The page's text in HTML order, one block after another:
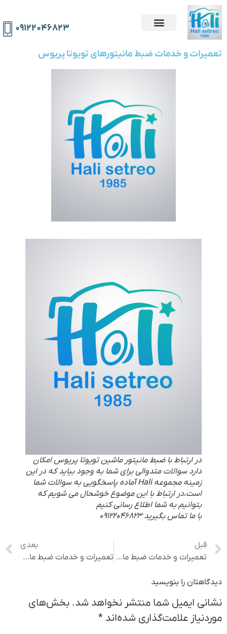
۰۹۱۲۲۰۴۶۸۲۳
تعمیرات و خدمات ضبط مانیتورهای تویوتا پریوس
در ارتباط با ضبط مانیتور ماشین تویوتا پریوس امکان
دارد سوالات متدوالی برای شما به وجود بیاید که در این
زمینه مجموعه Hali آماده پاسخگویی به سوالات شما
است،در ارتباط با این موضوع خوشحال می شویم که
بتوانیم به شما اطلاع رسانی کنیم
با ما تماس بگیرید 09122046823
قبل
تعمیرات و خدمات ضبط مانیتورهای تویوتا هایس
بعدی
تعمیرات و خدمات ضبط مانیتورهای میتسوبیشی پاجرو
دیدگاهتان را بنویسید
نشانی ایمیل شما منتشر نخواهد شد. بخش‌های
موردنیاز علامت‌گذاری شده‌اند *